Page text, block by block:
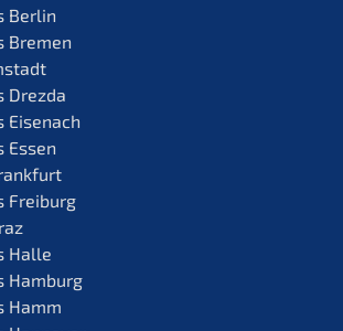
Berlin
Bremen
Drezda
Freiburg
Halle
Hamburg
Hamm